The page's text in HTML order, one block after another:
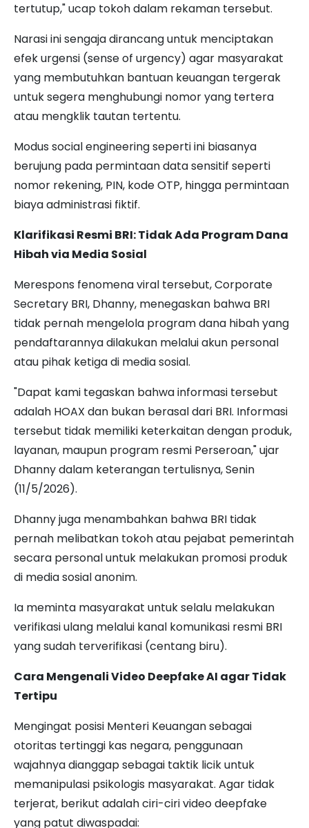
tertutup," ucap tokoh dalam rekaman tersebut.
Narasi ini sengaja dirancang untuk menciptakan
efek urgensi (sense of urgency) agar masyarakat
yang membutuhkan bantuan keuangan tergerak
untuk segera menghubungi nomor yang tertera
atau mengklik tautan tertentu.
Modus social engineering seperti ini biasanya
berujung pada permintaan data sensitif seperti
nomor rekening, PIN, kode OTP, hingga permintaan
biaya administrasi fiktif.
Klarifikasi Resmi BRI: Tidak Ada Program Dana
Hibah via Media Sosial
Merespons fenomena viral tersebut, Corporate
Secretary BRI, Dhanny, menegaskan bahwa BRI
tidak pernah mengelola program dana hibah yang
pendaftarannya dilakukan melalui akun personal
atau pihak ketiga di media sosial.
"Dapat kami tegaskan bahwa informasi tersebut
adalah HOAX dan bukan berasal dari BRI. Informasi
tersebut tidak memiliki keterkaitan dengan produk,
layanan, maupun program resmi Perseroan," ujar
Dhanny dalam keterangan tertulisnya, Senin
(11/5/2026).
Dhanny juga menambahkan bahwa BRI tidak
pernah melibatkan tokoh atau pejabat pemerintah
secara personal untuk melakukan promosi produk
di media sosial anonim.
Ia meminta masyarakat untuk selalu melakukan
verifikasi ulang melalui kanal komunikasi resmi BRI
yang sudah terverifikasi (centang biru).
Cara Mengenali Video Deepfake AI agar Tidak
Tertipu
Mengingat posisi Menteri Keuangan sebagai
otoritas tertinggi kas negara, penggunaan
wajahnya dianggap sebagai taktik licik untuk
memanipulasi psikologis masyarakat. Agar tidak
terjerat, berikut adalah ciri-ciri video deepfake
yang patut diwaspadai: